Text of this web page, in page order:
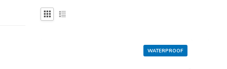
WATERPROOF